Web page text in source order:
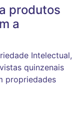
produtos
a
Intelectual,
quinzenais
propriedades